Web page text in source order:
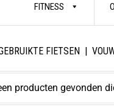
FITNESS
FIETSEN |
producten gevonden